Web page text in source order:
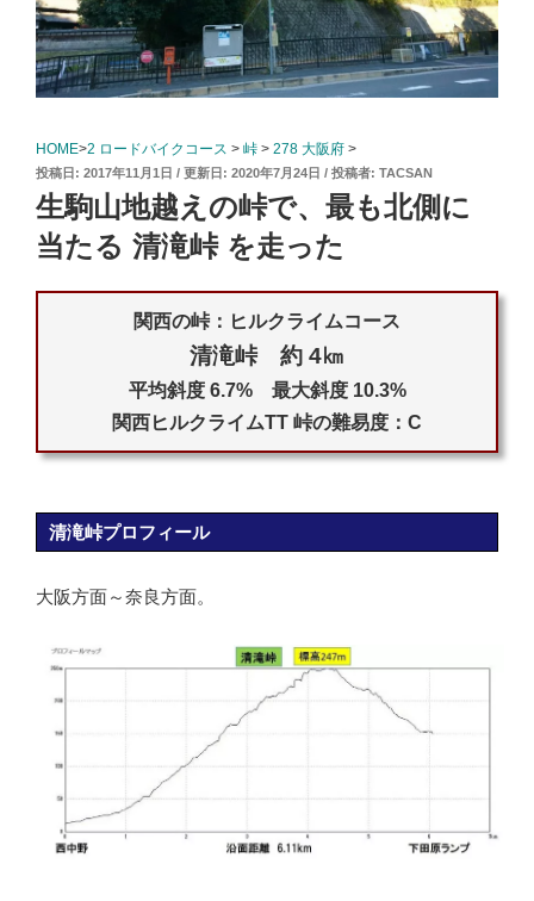
HOME>2 ロードバイクコース > 峠 > 278 大阪府 >
投
稿
日:
2017年11月1日 2020年7月24日 投稿者: TACSAN
生駒山地越えの峠で、最も北側に
当たる 清滝峠 を走った
関西の峠：ヒルクライムコース
清滝峠 約 4㎞
平均斜度 6.7% 最大斜度 10.3%
関西ヒルクライムTT 峠の難易度：C
清滝峠プロフィール
大阪方面～奈良方面。